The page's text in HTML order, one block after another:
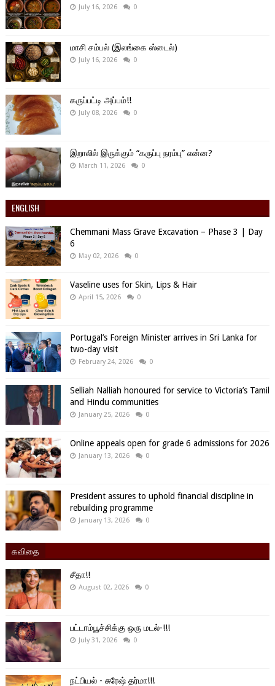
July 16, 2026 0
மாசி சம்பல் (இலங்கை ஸ்டைல்)
July 16, 2026 0
கருப்பட்டி அப்பம்!!
July 08, 2026 0
இறாலில் இருக்கும் “கருப்பு நரம்பு” என்ன?
March 11, 2026 0
ENGLISH
Chemmani Mass Grave Excavation – Phase 3 | Day
6
May 02, 2026 0
Vaseline uses for Skin, Lips & Hair
April 15, 2026 0
Portugal’s Foreign Minister arrives in Sri Lanka for
two-day visit
February 24, 2026 0
Selliah Nalliah honoured for service to Victoria’s Tamil
and Hindu communities
January 25, 2026 0
Online appeals open for grade 6 admissions for 2026
January 13, 2026 0
President assures to uphold financial discipline in
rebuilding programme
January 13, 2026 0
கவிதை
சீதா!!
August 02, 2026 0
பட்டாம்பூச்சிக்கு ஒரு மடல்-!!!
July 31, 2026 0
நட்பியல் - சுரேஷ் தர்மா!!!